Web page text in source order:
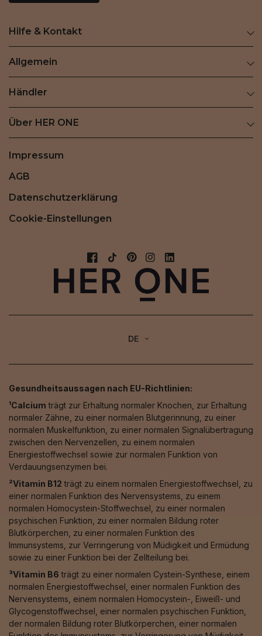
Hilfe & Kontakt
Allgemein
Händler
Über HER ONE
Impressum
AGB
Datenschutzerklärung
Cookie-Einstellungen
DE
Gesundheitsaussagen nach EU-Richtlinien:
¹Calcium trägt zur Erhaltung normaler Knochen, zur Erhaltung
normaler Zähne, zu einer normalen Blutgerinnung, zu einer
normalen Muskelfunktion, zu einer normalen Signalübertragung
zwischen den Nervenzellen, zu einem normalen
Energiestoffwechsel sowie zur normalen Funktion von
Verdauungsenzymen bei.
²Vitamin B12 trägt zu einem normalen Energiestoffwechsel, zu
einer normalen Funktion des Nervensystems, zu einem
normalen Homocystein-Stoffwechsel, zu einer normalen
psychischen Funktion, zu einer normalen Bildung roter
Blutkörperchen, zu einer normalen Funktion des
Immunsystems, zur Verringerung von Müdigkeit und Ermüdung
sowie zu einer Funktion bei der Zellteilung bei.
³Vitamin B6 trägt zu einer normalen Cystein-Synthese, einem
normalen Energiestoffwechsel, einer normalen Funktion des
Nervensystems, einem normalen Homocystein-, Eiweiß- und
Glycogenstoffwechsel, einer normalen psychischen Funktion,
der normalen Bildung roter Blutkörperchen, einer normalen